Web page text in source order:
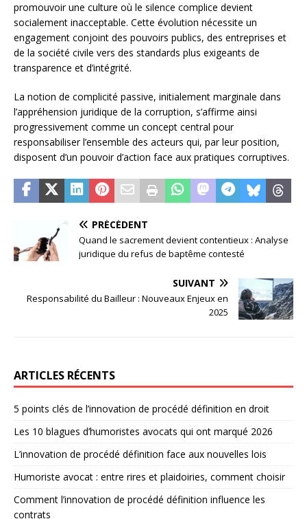
promouvoir une culture où le silence complice devient
socialement inacceptable. Cette évolution nécessite un
engagement conjoint des pouvoirs publics, des entreprises et
de la société civile vers des standards plus exigeants de
transparence et d’intégrité.
La notion de complicité passive, initialement marginale dans
l’appréhension juridique de la corruption, s’affirme ainsi
progressivement comme un concept central pour
responsabiliser l’ensemble des acteurs qui, par leur position,
disposent d’un pouvoir d’action face aux pratiques corruptives.
PRÉCÉDENT
Quand le sacrement devient contentieux : Analyse
juridique du refus de baptême contesté
SUIVANT
Responsabilité du Bailleur : Nouveaux Enjeux en
2025
ARTICLES RÉCENTS
5 points clés de l’innovation de procédé définition en droit
Les 10 blagues d’humoristes avocats qui ont marqué 2026
L’innovation de procédé définition face aux nouvelles lois
Humoriste avocat : entre rires et plaidoiries, comment choisir
Comment l’innovation de procédé définition influence les
contrats